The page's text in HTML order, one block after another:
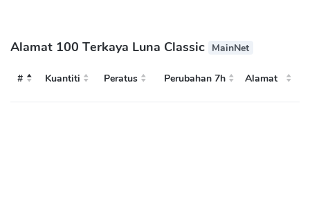
Alamat 100 Terkaya Luna Classic MainNet
# Kuantiti Peratus Perubahan 7h
Alamat